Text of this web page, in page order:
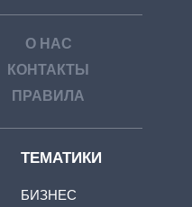
О НАС
КОНТАКТЫ
ПРАВИЛА
ТЕМАТИКИ
БИЗНЕС